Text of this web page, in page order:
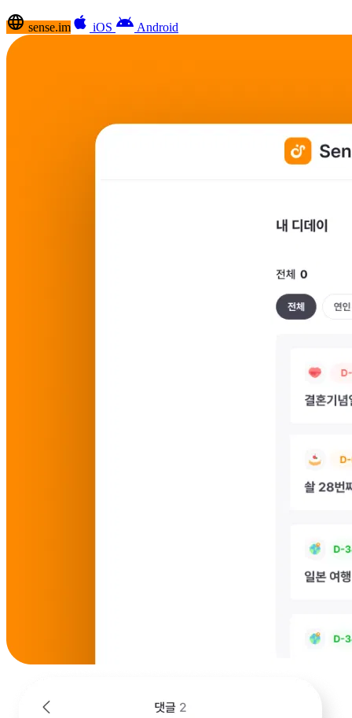
language sense.im apple iOS android Android